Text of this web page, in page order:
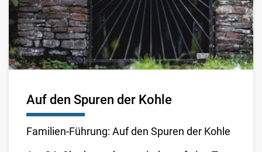
Auf den Spuren der Kohle
Familien-Führung: Auf den Spuren der Kohle